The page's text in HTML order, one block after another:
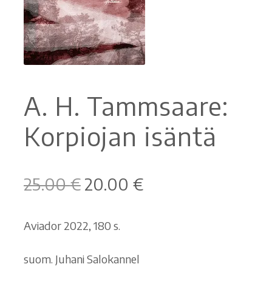
Ostoskori
Tilaus- ja sopimusehdot sekä tietosuojaseloste
A. H. Tammsaare:
Korpiojan isäntä
25.00€ Alkuperäinen
oli:
20.00 €Nykyinen
Aviador 2022, 180 s.
suom. Juhani Salokannel